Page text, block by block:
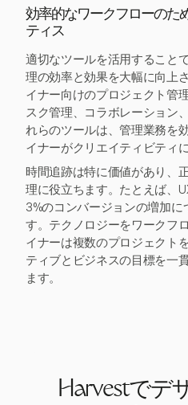
効率的なワークフローのた
ティス
適切なツールを活用すること
理の効率と効果を大幅に向上
イナー向けのプロジェクト管
スク管理、コラボレーション
れらのツールは、管理業務を
イナーがクリエイティビティ
時間追跡は特に価値があり、
理に役立ちます。たとえば、
3%のコンバージョンの増加に
す。テクノロジーをワークフ
イナーは複数のプロジェクト
ティブとビジネスの目標を一
ます。
Harvestでデ